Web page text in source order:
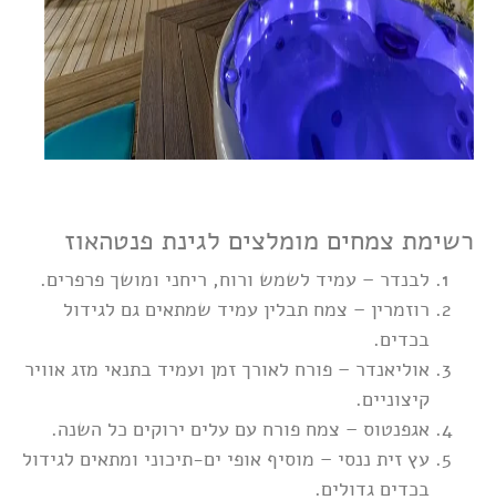
רשימת צמחים מומלצים לגינת פנטהאוז
לבנדר – עמיד לשמש ורוח, ריחני ומושך פרפרים.
רוזמרין – צמח תבלין עמיד שמתאים גם לגידול
בכדים.
אוליאנדר – פורח לאורך זמן ועמיד בתנאי מזג אוויר
קיצוניים.
אגפנטוס – צמח פורח עם עלים ירוקים כל השנה.
עץ זית ננסי – מוסיף אופי ים-תיכוני ומתאים לגידול
בכדים גדולים.